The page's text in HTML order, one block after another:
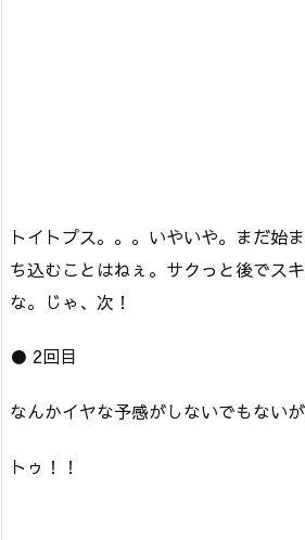
トイトプス。。。いやいや。まだ始
ち込むことはねぇ。サクっと後でス
な。じゃ、次！
● 2回目
なんかイヤな予感がしないでもない
トゥ！！